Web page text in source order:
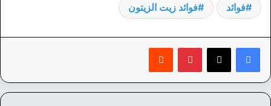
فوائد فوائد زيت الزيتون
بينتيريست